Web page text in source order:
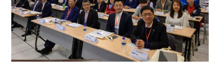
即
將
登
場
AI
智
能
交
易